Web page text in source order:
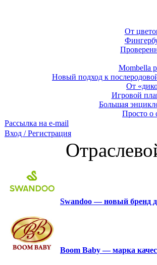
От
Mombella
Новый подход к
От
Игровой
Большая
Просто о
Рассылка на e-mail
Вход / Регистрация
Swandoo — новый бренд
Boom Baby — марка